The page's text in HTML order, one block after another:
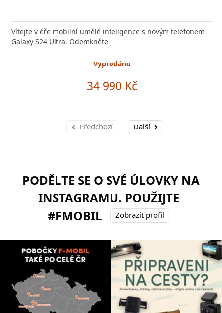
Vítejte v éře mobilní umělé inteligence s novým telefonem
Galaxy S24 Ultra. Odemkněte
Vyprodáno
34 990 Kč
Předchozí Další
PODĚLTE SE O SVÉ ÚLOVKY NA
INSTAGRAMU. POUŽIJTE
#FMOBIL
Zobrazit profil